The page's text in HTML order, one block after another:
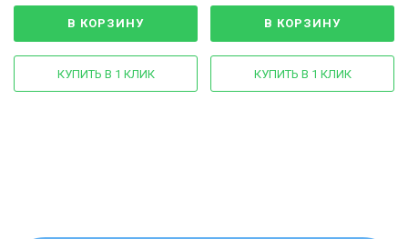
В КОРЗИНУ
КУПИТЬ В 1 КЛИК
В КОРЗИНУ
КУПИТЬ В 1 КЛИК